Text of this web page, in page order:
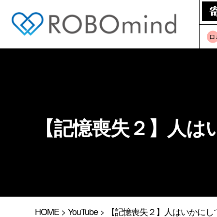
【記憶喪失２】人
HOME > YouTube> 【記憶喪失２】人はいかにし